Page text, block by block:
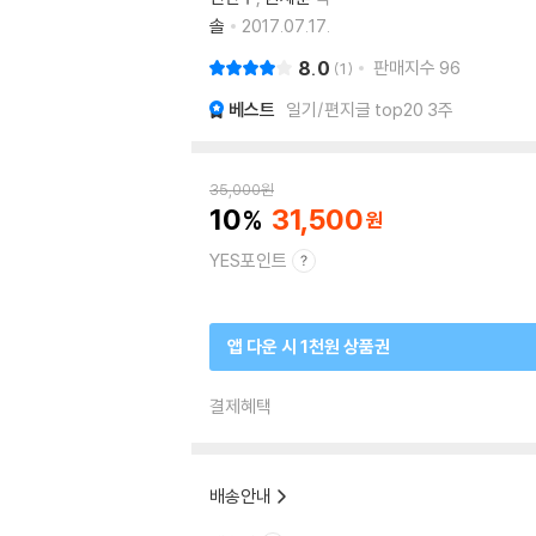
솔
2017.07.17.
8.0 1 판매지수 96
베스트 일기/편지글 top20 3주
35,000원
10 31,500
YES포인트
앱 다운 시 1천원 상품권
결제혜택
배송안내